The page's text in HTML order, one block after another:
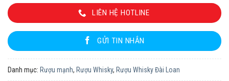
LIÊN HỆ HOTLINE
GỬI TIN NHẮN
Danh mục: Rượu mạnh, Rượu Whisky, Rượu Whisky Đài Loan